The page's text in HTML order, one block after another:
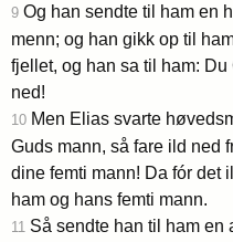
9 Og han sendte til ham en
menn; og han gikk op til
fjellet, og han sa til ham:
ned!
10 Men Elias svarte
Guds mann, så fare ild ned
dine femti mann! Da fór det
ham og hans femti mann.
11 Så sendte han til ham en